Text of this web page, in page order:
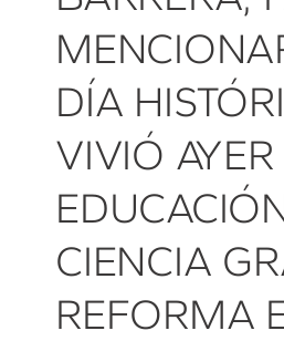
DÍA
VIVIÓ
CIENCIA
REFORMA